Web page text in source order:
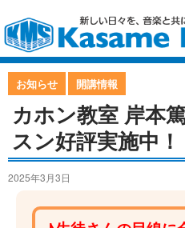
お知らせ 開講情報
カホン教室 岸本
スン好評実施中！
2025年3月3日